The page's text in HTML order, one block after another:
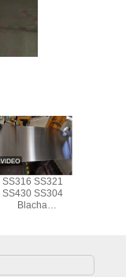
SS316 SS321
SS430 SS304
Blacha
arkusza SS